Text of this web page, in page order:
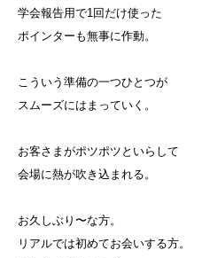
学会報告用で1回だけ使った
ポインターも無事に作動。
こういう準備の一つひとつが
スムーズにはまっていく。
お客さまがポツポツといらして
会場に熱が吹き込まれる。
お久しぶり〜な方。
リアルでは初めてお会いする方。